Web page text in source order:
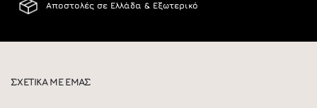
Αποστολές σε Ελλάδα & Εξωτερικό
ΣΧΕΤΙΚΑ ΜΕ ΕΜΑΣ